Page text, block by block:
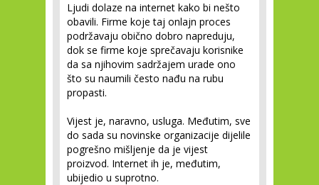
Ljudi dolaze na internet kako bi nešto
obavili. Firme koje taj onlajn proces
podržavaju obično dobro napreduju,
dok se firme koje sprečavaju korisnike
da sa njihovim sadržajem urade ono
što su naumili često nađu na rubu
propasti.
Vijest je, naravno, usluga. Međutim, sve
do sada su novinske organizacije dijelile
pogrešno mišljenje da je vijest
proizvod. Internet ih je, međutim,
ubijedio u suprotno.